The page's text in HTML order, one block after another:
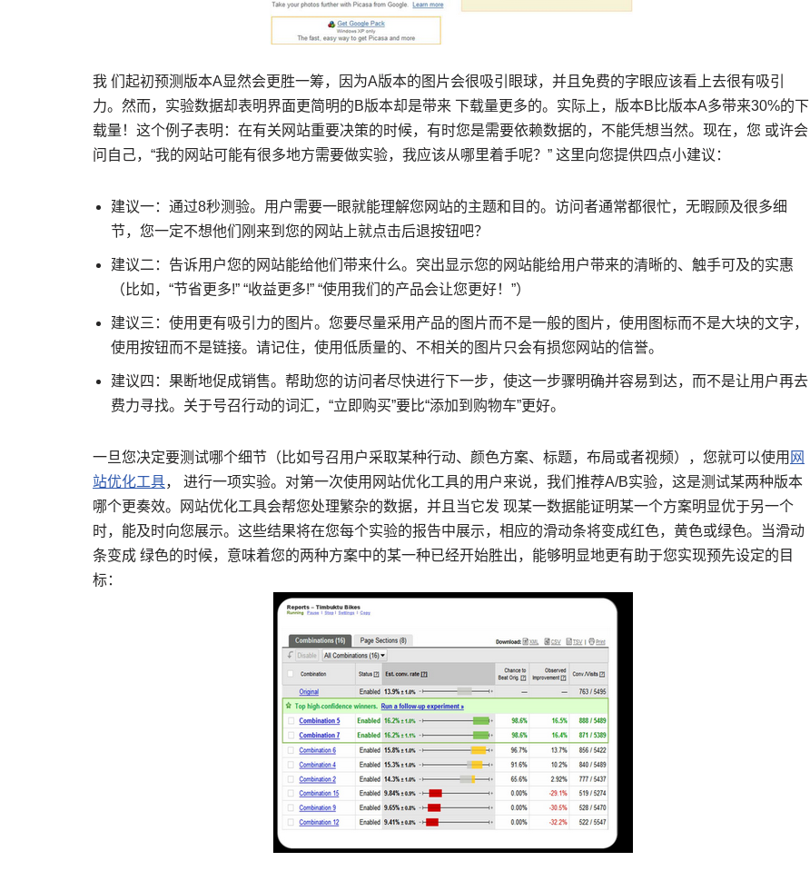
我 们起初预测版本A显然会更胜一筹，因为A版本的图片会很吸引眼球，并且免费的字眼应该看上去很有吸引
力。然而，实验数据却表明界面更简明的B版本却是带来 下载量更多的。实际上，版本B比版本A多带来30%的下
载量！这个例子表明：在有关网站重要决策的时候，有时您是需要依赖数据的，不能凭想当然。现在，您 或许会
问自己，“我的网站可能有很多地方需要做实验，我应该从哪里着手呢？” 这里向您提供四点小建议：
建议一：通过8秒测验。用户需要一眼就能理解您网站的主题和目的。访问者通常都很忙，无暇顾及很多细
节，您一定不想他们刚来到您的网站上就点击后退按钮吧？
建议二：告诉用户您的网站能给他们带来什么。突出显示您的网站能给用户带来的清晰的、触手可及的实惠
（比如，“节省更多!” “收益更多!” “使用我们的产品会让您更好！”）
建议三：使用更有吸引力的图片。您要尽量采用产品的图片而不是一般的图片，使用图标而不是大块的文字，
使用按钮而不是链接。请记住，使用低质量的、不相关的图片只会有损您网站的信誉。
建议四：果断地促成销售。帮助您的访问者尽快进行下一步，使这一步骤明确并容易到达，而不是让用户再去
费力寻找。关于号召行动的词汇，“立即购买”要比“添加到购物车”更好。
一旦您决定要测试哪个细节（比如号召用户采取某种行动、颜色方案、标题，布局或者视频），您就可以使用 网
站优化工具， 进行一项实验。对第一次使用网站优化工具的用户来说，我们推荐A/B实验，这是测试某两种版本
哪个更奏效。网站优化工具会帮您处理繁杂的数据，并且当它发 现某一数据能证明某一个方案明显优于另一个
时，能及时向您展示。这些结果将在您每个实验的报告中展示，相应的滑动条将变成红色，黄色或绿色。当滑动
条变成 绿色的时候，意味着您的两种方案中的某一种已经开始胜出，能够明显地更有助于您实现预先设定的目
标：